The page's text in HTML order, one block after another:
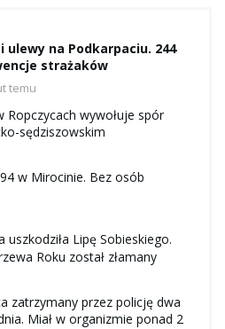
ulewy na Podkarpaciu. 244
strażaków
temu
Ropczycach wywołuje spór
sędziszowskim
w Mirocinie. Bez osób
uszkodziła Lipę Sobieskiego.
Roku został złamany
zatrzymany przez policję dwa
Miał w organizmie ponad 2